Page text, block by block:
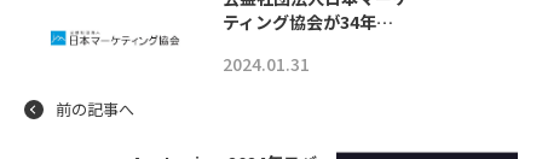
ティング協会が34年…
2024.01.31
前の記事へ